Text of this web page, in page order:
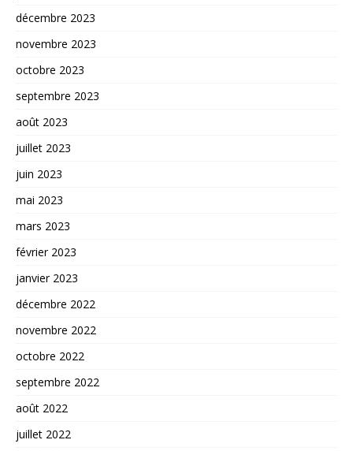
décembre 2023
novembre 2023
octobre 2023
septembre 2023
août 2023
juillet 2023
juin 2023
mai 2023
mars 2023
février 2023
janvier 2023
décembre 2022
novembre 2022
octobre 2022
septembre 2022
août 2022
juillet 2022